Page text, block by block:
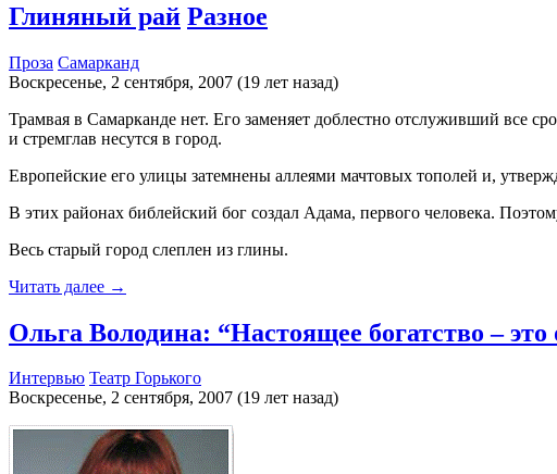
Глиняный рай Разное
Проза Самарканд
Воскресенье, 2 сентября, 2007 (19 лет назад)
Трамвая в Самарканде нет. Его заменяет доблестно отслуживший все
и стремглав несутся в город.
Европейские его улицы затемнены аллеями мачтовых тополей и,
В этих районах библейский бог создал Адама, первого человека.
Весь старый город слеплен из глины.
Читать далее →
Ольга Володина: “Настоящее богатство –
Интервью Театр Горького
Воскресенье, 2 сентября, 2007 (19 лет назад)